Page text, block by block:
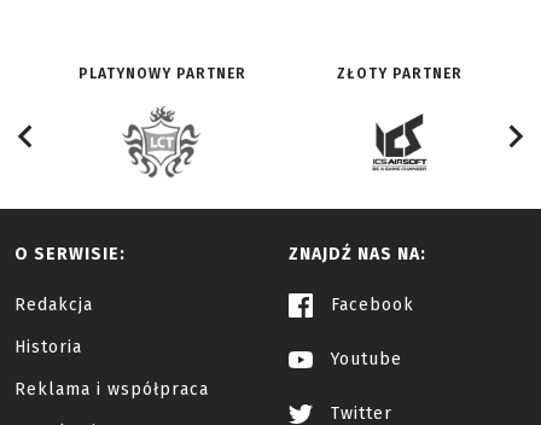
PLATYNOWY PARTNER ZŁOTY PARTNER
O SERWISIE:
Redakcja
Historia
Reklama i współpraca
ZNAJDŹ NAS NA:
Facebook
Youtube
Twitter